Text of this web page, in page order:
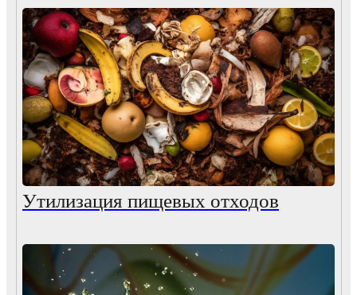
Утилизация пищевых отходов